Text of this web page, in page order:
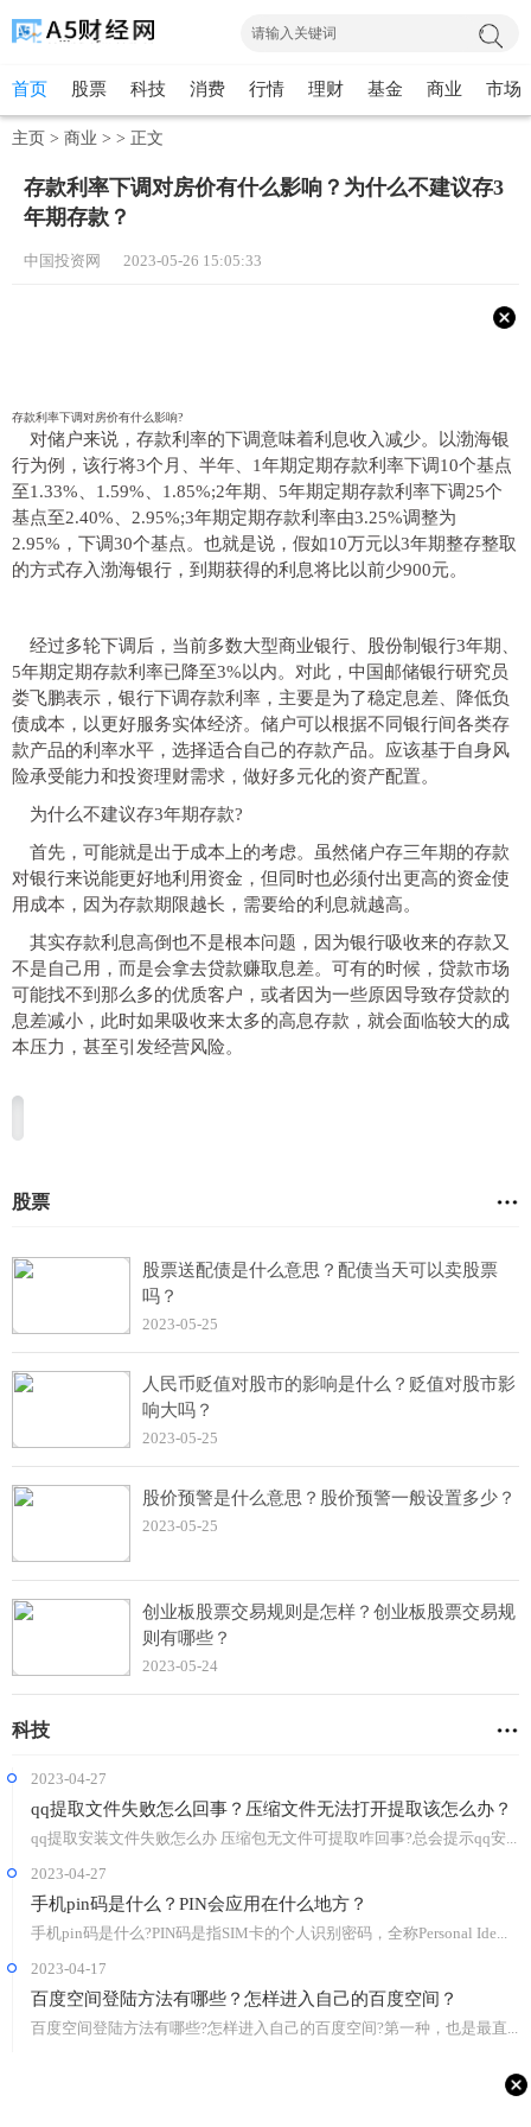
首页 股票 科技 消费 行情 理财 基金 商业 市场
主页 > 商业 > > 正文
存款利率下调对房价有什么影响？为什么不建议存3
年期存款？
中国投资网 2023-05-26 15:05:33
存款利率下调对房价有什么影响?
对储户来说，存款利率的下调意味着利息收入减少。以渤海银
行为例，该行将3个月、半年、1年期定期存款利率下调10个基点
至1.33%、1.59%、1.85%;2年期、5年期定期存款利率下调25个
基点至2.40%、2.95%;3年期定期存款利率由3.25%调整为
2.95%，下调30个基点。也就是说，假如10万元以3年期整存整取
的方式存入渤海银行，到期获得的利息将比以前少900元。
经过多轮下调后，当前多数大型商业银行、股份制银行3年期、
5年期定期存款利率已降至3%以内。对此，中国邮储银行研究员
娄飞鹏表示，银行下调存款利率，主要是为了稳定息差、降低负
债成本，以更好服务实体经济。储户可以根据不同银行间各类存
款产品的利率水平，选择适合自己的存款产品。应该基于自身风
险承受能力和投资理财需求，做好多元化的资产配置。
为什么不建议存3年期存款?
首先，可能就是出于成本上的考虑。虽然储户存三年期的存款
对银行来说能更好地利用资金，但同时也必须付出更高的资金使
用成本，因为存款期限越长，需要给的利息就越高。
其实存款利息高倒也不是根本问题，因为银行吸收来的存款又
不是自己用，而是会拿去贷款赚取息差。可有的时候，贷款市场
可能找不到那么多的优质客户，或者因为一些原因导致存贷款的
息差减小，此时如果吸收来太多的高息存款，就会面临较大的成
本压力，甚至引发经营风险。
股票
股票送配债是什么意思？配债当天可以卖股票
吗？
2023-05-25
人民币贬值对股市的影响是什么？贬值对股市影
响大吗？
2023-05-25
股价预警是什么意思？股价预警一般设置多少？
2023-05-25
创业板股票交易规则是怎样？创业板股票交易规
则有哪些？
2023-05-24
科技
2023-04-27
qq提取文件失败怎么回事？压缩文件无法打开提取该怎么办？
qq提取安装文件失败怎么办 压缩包无文件可提取咋回事?总会提示qq安...
2023-04-27
手机pin码是什么？PIN会应用在什么地方？
手机pin码是什么?PIN码是指SIM卡的个人识别密码，全称Personal Ide...
2023-04-17
百度空间登陆方法有哪些？怎样进入自己的百度空间？
百度空间登陆方法有哪些?怎样进入自己的百度空间?第一种，也是最直...